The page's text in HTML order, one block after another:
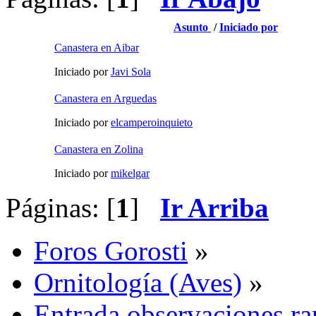
Asunto /Iniciado por
Canastera en Aibar
Iniciado porJavi Sola
Canastera en Arguedas
Iniciado porelcamperoinquieto
Canastera en Zolina
Iniciado pormikelgar
Páginas: [1] Ir Arriba
Foros Gorosti »
Ornitología (Aves) »